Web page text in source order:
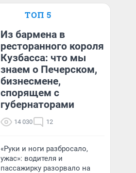
ТОП 5
Из бармена в
ресторанного короля
Кузбасса: что мы
знаем о Печерском,
бизнесмене,
спорящем с
губернаторами
14 030 12
«Руки и ноги разбросало,
ужас»: водителя и
пассажирку разорвало на